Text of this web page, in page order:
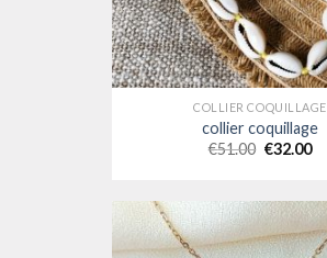
COLLIER COQUILLAGE
collier coquillage
€51.00 €32.00